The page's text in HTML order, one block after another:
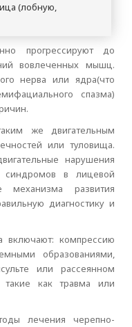
(лобную,
прогрессируют до
вовлеченных мышц.
нерва или ядра(что
спазма)
же двигательным
или туловища.
нарушения
синдромов в лицевой
механизма развития
диагностику и
включают: компрессию
образованиями,
или рассеянном
как травма или
лечения черепно-